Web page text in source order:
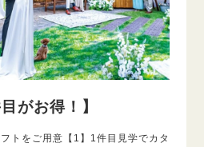
がお得！】
トをご用意【1】1件目見学でカタ